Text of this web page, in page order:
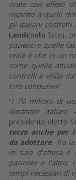
orale con effetti
rispetto a quelli
gli italiani costretti
Landi(nella foto),
pazienti e quelle
reale è che in un
come quella
controlli e visite
loro condizioni”.
“I 70 milioni di
dentistici italiani–
presidente eletto
terzo anche per
da adottare, fra la
in sala d’attesa
paziente e
tempi necessari di